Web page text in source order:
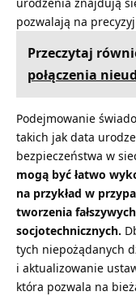
pozwalają na
Przeczytaj
połączenia
Podejmowanie
takich jak data
bezpieczeństwa w
mogą być łatwo
na przykład w
tworzenia
socjotechnicznych.
tych niepożądanych
i aktualizowanie
która pozwala na